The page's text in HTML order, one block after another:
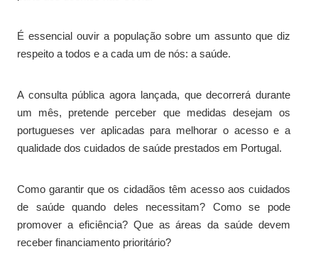
É essencial ouvir a população sobre um assunto que diz
respeito a todos e a cada um de nós: a saúde.
A consulta pública agora lançada, que decorrerá durante
um mês, pretende perceber que medidas desejam os
portugueses ver aplicadas para melhorar o acesso e a
qualidade dos cuidados de saúde prestados em Portugal.
Como garantir que os cidadãos têm acesso aos cuidados
de saúde quando deles necessitam? Como se pode
promover a eficiência? Que as áreas da saúde devem
receber financiamento prioritário?